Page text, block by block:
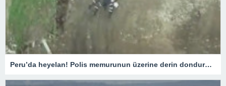
Peru’da heyelan! Polis memurunun üzerine derin dondurucu düştü